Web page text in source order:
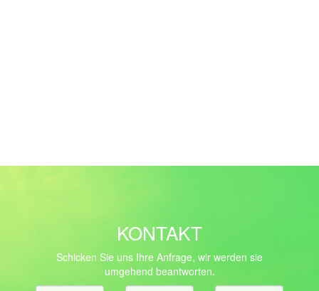
KONTAKT
Schicken Sie uns Ihre Anfrage, wir werden sie
umgehend beantworten.